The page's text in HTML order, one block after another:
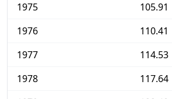
1975
105.91
1976
110.41
1977
114.53
1978
117.64